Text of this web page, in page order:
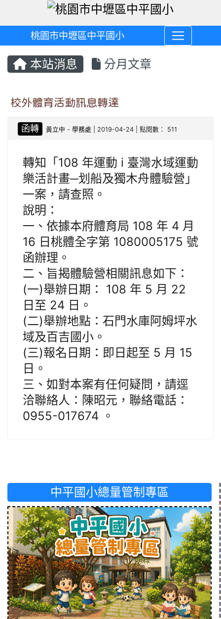
桃園市中壢區中平國小
本站消息 分月文章
校外體育活動訊息轉達
函轉 黃立中 -學務處 | 2019-04-24 | 點閱數： 511
轉知「108 年運動 i 臺灣水域運動
樂活計畫─划船及獨木舟體驗營」
一案，請查照。
說明：
一、依據本府體育局 108 年 4 月
16 日桃體全字第 1080005175 號
函辦理。
二、旨揭體驗營相關訊息如下：
(一)舉辦日期： 108 年 5 月 22
日至 24 日。
(二)舉辦地點：石門水庫阿姆坪水
域及百吉國小。
(三)報名日期：即日起至 5 月 15
日。
三、如對本案有任何疑問，請逕
洽聯絡人：陳昭元，聯絡電話：
0955-017674 。
中平國小總量管制專區